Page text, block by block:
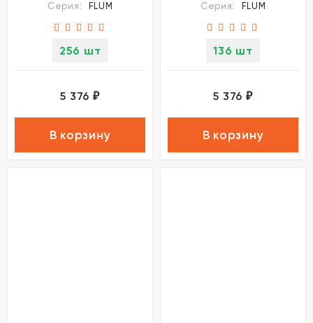
Серия:
FLUM
256 шт
5 376 ₽
В корзину
Серия:
FLUM
136 шт
5 376 ₽
В корзину